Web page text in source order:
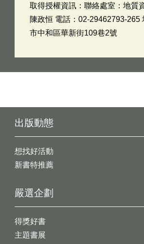
取得授權資訊：聯絡處室：地質
陳政恒 電話：02-29462793-265
市中和區華新街109巷2號
出版動態
想找好活動
新書特推薦
嚴選企劃
得獎好書
主題書展